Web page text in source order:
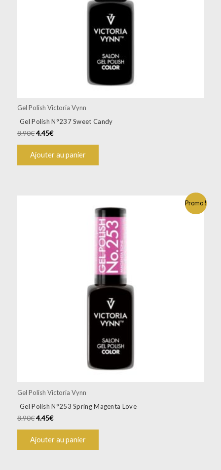
Gel Polish Victoria Vynn
Gel Polish N°237 Sweet Candy
8.90€4.45€
Ajouter au panier
Promo !
Gel Polish Victoria Vynn
Gel Polish N°253 Spring Magenta Love
8.90€4.45€
Ajouter au panier